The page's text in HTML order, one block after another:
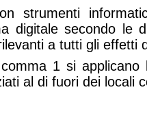
strumenti
digitale secondo le
a tutti gli effetti
1 si applicano
al di fuori dei locali